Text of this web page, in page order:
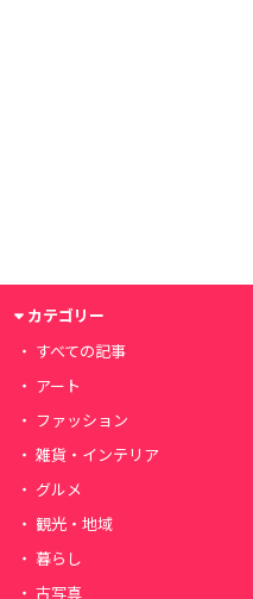
カテゴリー
すべての記事
アート
ファッション
雑貨・インテリア
グルメ
観光・地域
暮らし
古写真